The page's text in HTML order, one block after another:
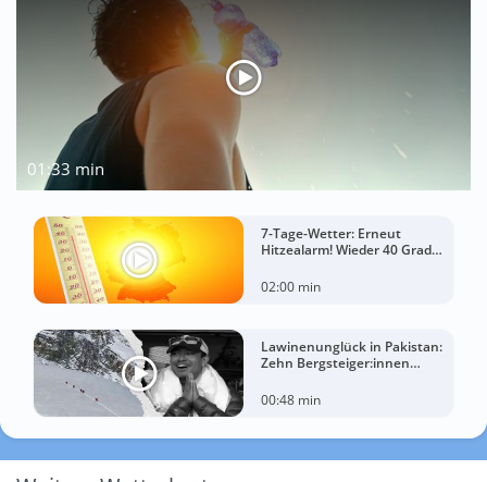
01:33 min
7-Tage-Wetter: Erneut
Hitzealarm! Wieder 40 Grad
02:00 min
Lawinenunglück in Pakistan:
Zehn Bergsteiger:innen
00:48 min